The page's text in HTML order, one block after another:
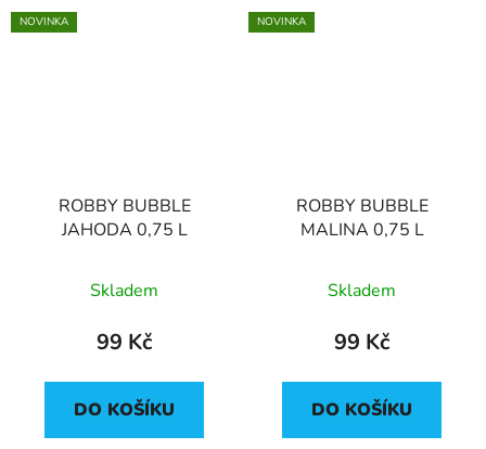
NOVINKA
ROBBY BUBBLE
JAHODA 0,75 L
Skladem
99 Kč
DO KOŠÍKU
NOVINKA
ROBBY BUBBLE
MALINA 0,75 L
Skladem
99 Kč
DO KOŠÍKU